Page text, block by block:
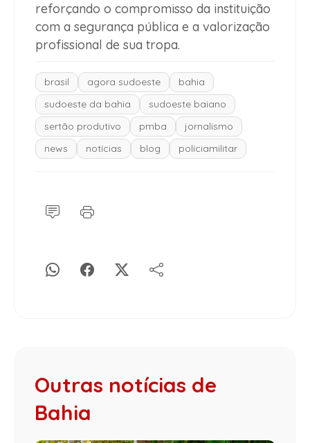
reforçando o compromisso da instituição
com a segurança pública e a valorização
profissional de sua tropa.
brasil agora sudoeste
bahia
sudoeste da bahia
sudoeste baiano
sertão produtivo
pmba
jornalismo
news
notícias blog políciamilitar
Outras notícias de
Bahia